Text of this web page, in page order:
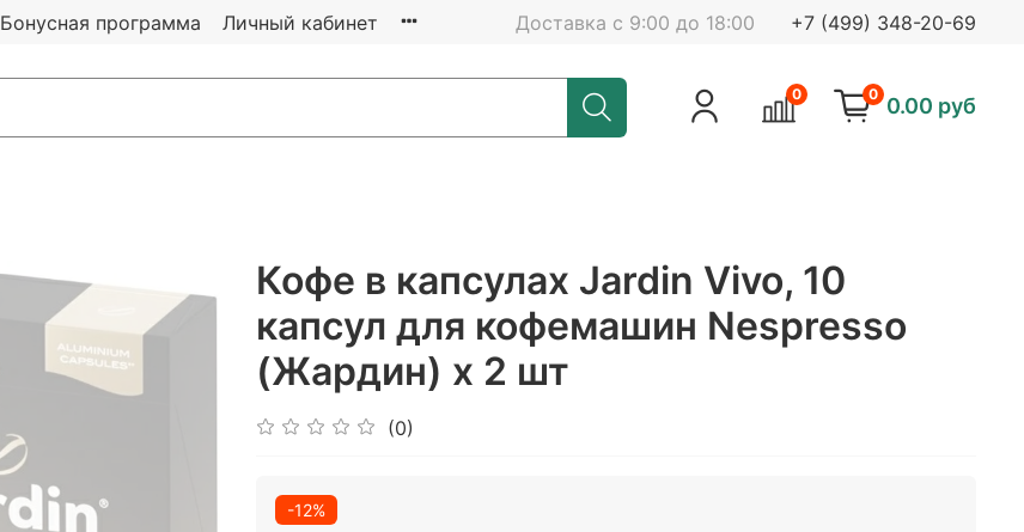
Бонусная программа Личный кабинет Доставка с 9:00 до 18:00 +7 (499) 348-20-69
0 0 0.00 руб
Кофе в капсулах Jardin Vivo, 10
капсул для кофемашин Nespresso
(Жардин) х 2 шт
(0)
-12%